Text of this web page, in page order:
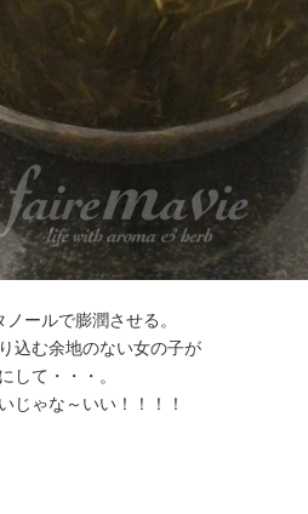
ールで膨潤させる。
込む余地のない女の子が
して・・・。
じゃな～いい！！！！